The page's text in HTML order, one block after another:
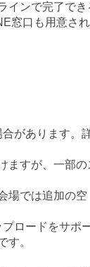
インで完了でき
窓口も用意され
があります。
ますが、一部の
場では追加の空
ロードをサポ
す。